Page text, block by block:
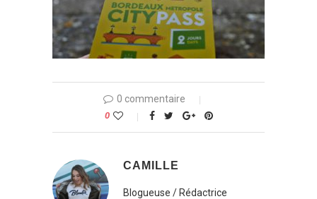
0 commentaire
0
CAMILLE
Blogueuse / Rédactrice